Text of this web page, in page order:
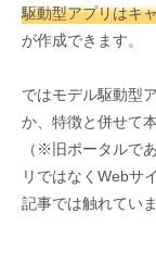
駆動型アプリはキ
が作成できます。
ではモデル駆動型
か、特徴と併せて
（※旧ポータルで
リではなくWebサ
記事では触れていま